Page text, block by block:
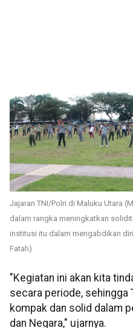
Jajaran TNI/Polri di Maluku Utara
dalam rangka meningkatkan
institusi itu dalam mengabdikan
Fatah)
"Kegiatan ini akan kita
secara periode, sehingga
kompak dan solid dalam
dan Negara," ujarnya.